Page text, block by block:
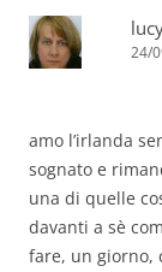
24/
amo l’irlanda
sognato e
una di quelle
davanti a sè
fare, un giorno,